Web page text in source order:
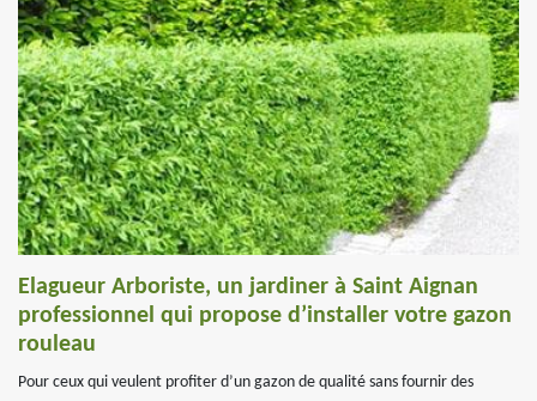
Elagueur Arboriste, un jardiner à Saint Aignan
professionnel qui propose d’installer votre gazon
rouleau
Pour ceux qui veulent profiter d’un gazon de qualité sans fournir des